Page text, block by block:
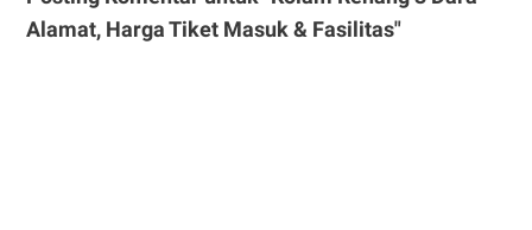
Alamat, Harga Tiket Masuk & Fasilitas"